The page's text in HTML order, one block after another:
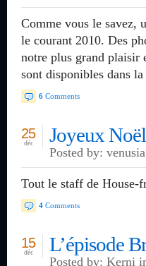
Comme vous le savez,
le courant 2010. Des
notre plus grand plaisir
sont disponibles dans
6 Comments
Joyeux
25
déc
Posted by:
Tout le staff de House-
4 Comments
L’épisode
15
déc
Posted by: Kerni